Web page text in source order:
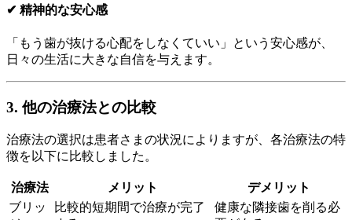
✔ 精神的な安心感
「もう歯が抜ける心配をしなくていい」という安心感が、
日々の生活に大きな自信を与えます。
3. 他の治療法との比較
治療法の選択は患者さまの状況によりますが、各治療法の特
徴を以下に比較しました。
治療法 メリット
デメリット
ブリッ
比較的短期間で治療が完了
健康な隣接歯を削る必